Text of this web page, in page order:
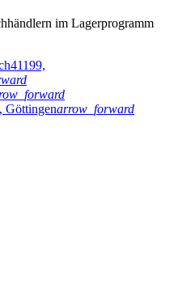
im Lagerprogramm
41199,
Göttingenarrow_forward